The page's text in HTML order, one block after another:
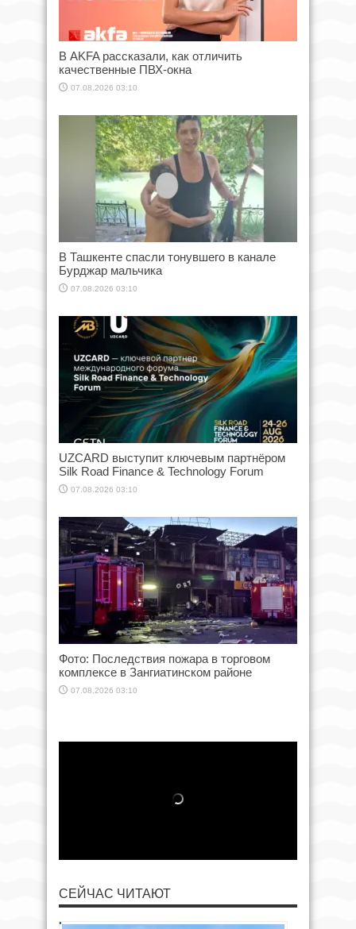
В AKFA рассказали, как отличить
качественные ПВХ-окна
07.08.2026 03:10
В Ташкенте спасли тонувшего в канале
Бурджар мальчика
07.08.2026 03:10
UZCARD выступит ключевым партнёром
Silk Road Finance & Technology Forum
07.08.2026 03:10
Фото: Последствия пожара в торговом
комплексе в Зангиатинском районе
07.08.2026 03:10
СЕЙЧАС ЧИТАЮТ